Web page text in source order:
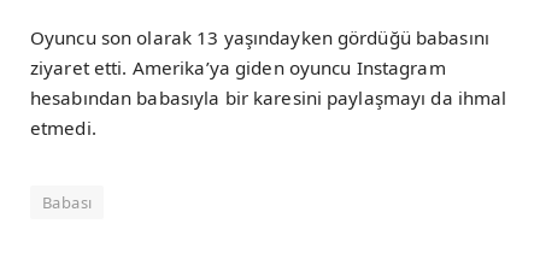
Oyuncu son olarak 13 yaşındayken gördüğü babasını
ziyaret etti. Amerika’ya giden oyuncu Instagram
hesabından babasıyla bir karesini paylaşmayı da ihmal
etmedi.
Babası